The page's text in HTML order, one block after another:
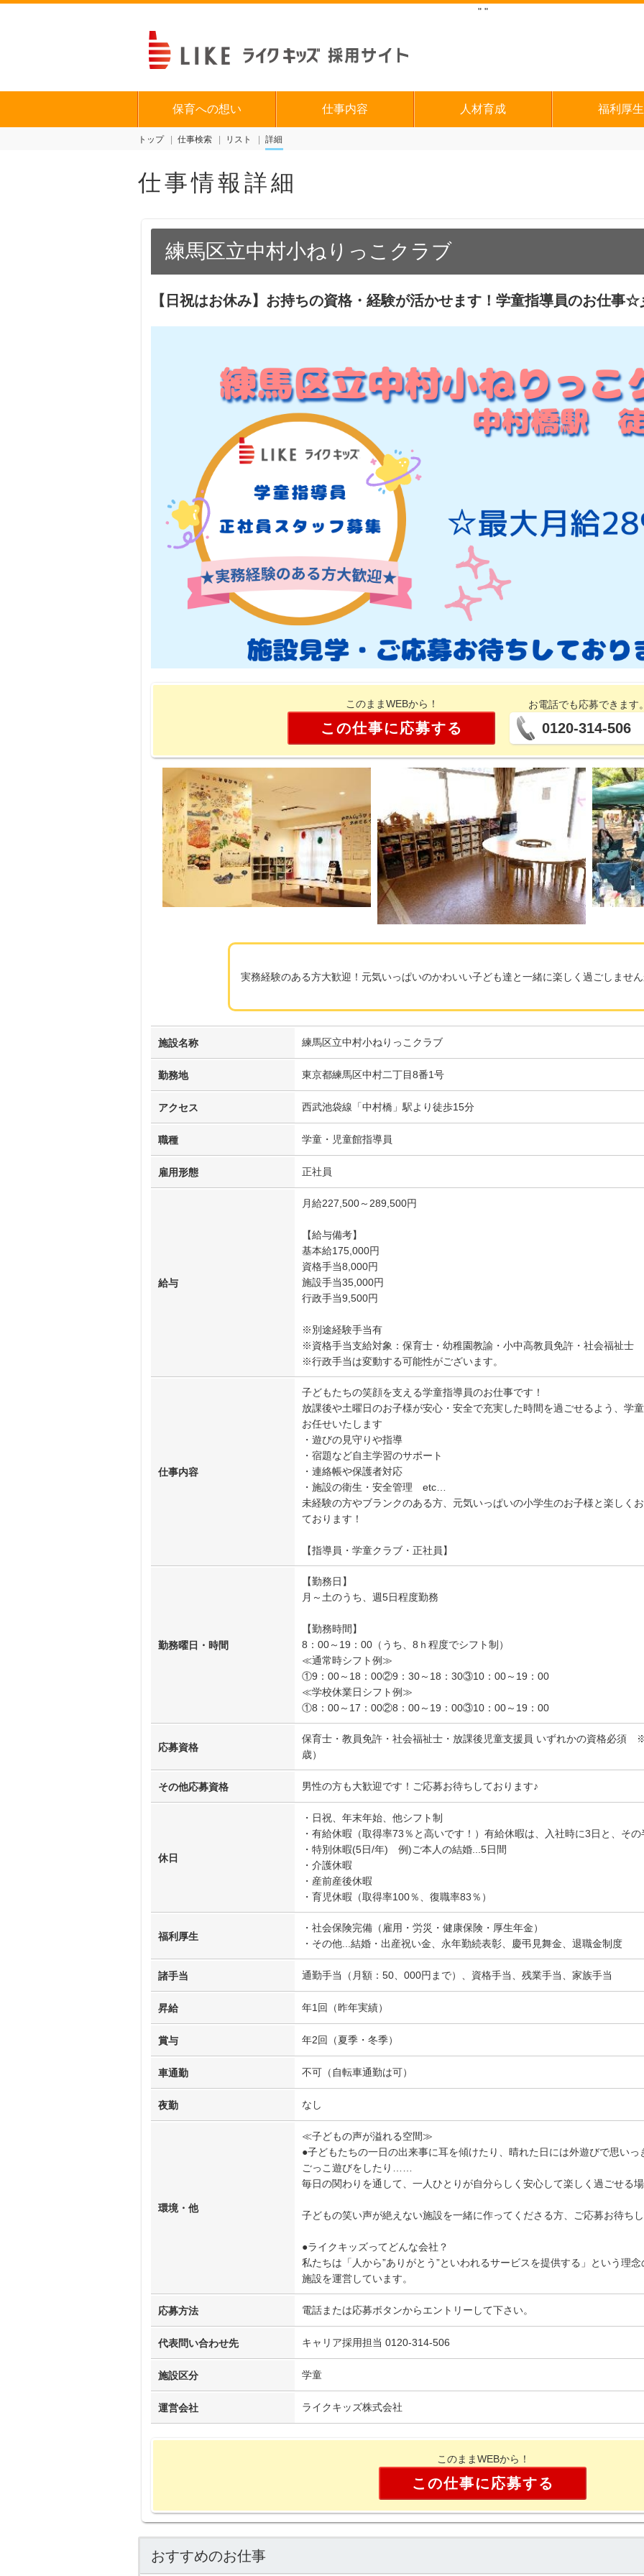
" "
保育への想い 仕事内容 人材育成 福利厚生
トップ 仕事検索 リスト 詳細
仕事情報詳細
練馬区立中村小ねりっこクラブ
【日祝はお休み】お持ちの資格・経験が活かせます！学童指導員のお仕事☆
このままWEBから！
この仕事に応募する
お電話でも応募できます
0120-314-506
実務経験のある方大歓迎！元気いっぱいのかわいい子ども達と一緒に楽しく過ごしませ
施設名称 練馬区立中村小ねりっこクラブ
勤務地 東京都練馬区中村二丁目8番1号
アクセス 西武池袋線「中村橋」駅より徒歩15分
職種 学童・児童館指導員
雇用形態 正社員
給与
月給227,500～289,500円
【給与備考】
基本給175,000円
資格手当8,000円
施設手当35,000円
行政手当9,500円
※別途経験手当有
※資格手当支給対象：保育士・幼稚園教諭・小中高教員免許・社会福祉士
※行政手当は変動する可能性がございます。
仕事内容
子どもたちの笑顔を支える学童指導員のお仕事です！
放課後や土曜日のお子様が安心・安全で充実した時間を過ごせるよう、学
お任せいたします
・遊びの見守りや指導
・宿題など自主学習のサポート
・連絡帳や保護者対応
・施設の衛生・安全管理 etc…
未経験の方やブランクのある方、元気いっぱいの小学生のお子様と楽しく
ております！
【指導員・学童クラブ・正社員】
勤務曜日・時間
【勤務日】
月～土のうち、週5日程度勤務
【勤務時間】
8：00～19：00（うち、8ｈ程度でシフト制）
≪通常時シフト例≫
①9：00～18：00②9：30～18：30③10：00～19：00
≪学校休業日シフト例≫
①8：00～17：00②8：00～19：00③10：00～19：00
応募資格
保育士・教員免許・社会福祉士・放課後児童支援員 いずれかの資格必須
歳）
その他応募資格 男性の方も大歓迎です！ご応募お待ちしております♪
休日
・日祝、年末年始、他シフト制
・有給休暇（取得率73％と高いです！）有給休暇は、入社時に3日と、そ
・特別休暇(5日/年) 例)ご本人の結婚...5日間
・介護休暇
・産前産後休暇
・育児休暇（取得率100％、復職率83％）
福利厚生
・社会保険完備（雇用・労災・健康保険・厚生年金）
・その他...結婚・出産祝い金、永年勤続表彰、慶弔見舞金、退職金制度
諸手当 通勤手当（月額：50、000円まで）、資格手当、残業手当、家族手当
昇給 年1回（昨年実績）
賞与 年2回（夏季・冬季）
車通勤 不可（自転車通勤は可）
夜勤 なし
環境・他
≪子どもの声が溢れる空間≫
●子どもたちの一日の出来事に耳を傾けたり、晴れた日には外遊びで思い
ごっこ遊びをしたり……
毎日の関わりを通して、一人ひとりが自分らしく安心して楽しく過ごせる
子どもの笑い声が絶えない施設を一緒に作ってくださる方、ご応募お待ち
●ライクキッズってどんな会社？
私たちは「人から”ありがとう”といわれるサービスを提供する」という理
施設を運営しています。
応募方法 電話または応募ボタンからエントリーして下さい。
代表問い合わせ先 キャリア採用担当 0120-314-506
施設区分 学童
運営会社 ライクキッズ株式会社
このままWEBから！
この仕事に応募する
おすすめのお仕事